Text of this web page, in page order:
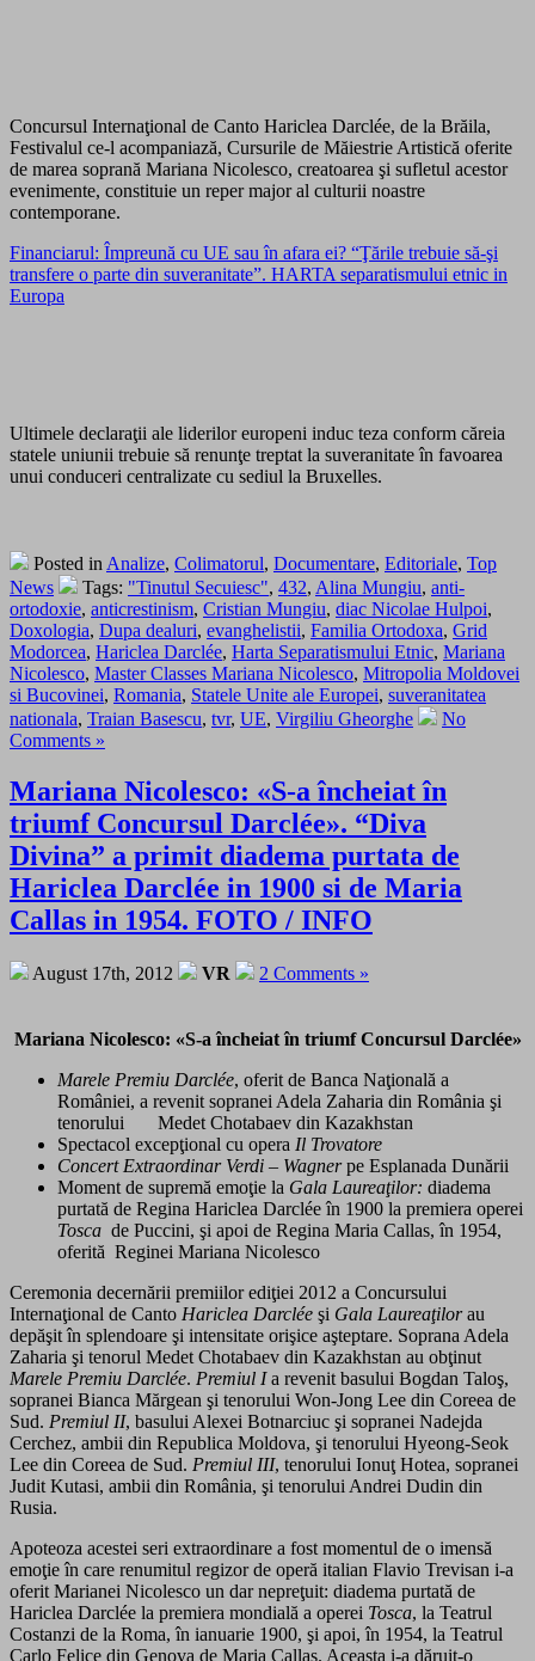
Concursul Internaţional de Canto Hariclea Darclée, de la Brăila,
Festivalul ce-l acompaniază, Cursurile de Măiestrie Artistică oferite
de marea soprană Mariana Nicolesco, creatoarea şi sufletul acestor
evenimente, constituie un reper major al culturii noastre
contemporane.
Financiarul: Împreună cu UE sau în afara ei? “Ţările trebuie să-şi
transfere o parte din suveranitate”. HARTA separatismului etnic in
Europa
Ultimele declaraţii ale liderilor europeni induc teza conform căreia
statele uniunii trebuie să renunţe treptat la suveranitate în favoarea
unui conduceri centralizate cu sediul la Bruxelles.
Posted in Analize, Colimatorul, Documentare, Editoriale, Top
News
Tags: "Tinutul Secuiesc", 432, Alina Mungiu, anti-
ortodoxie, anticrestinism, Cristian Mungiu, diac Nicolae Hulpoi,
Doxologia, Dupa dealuri, evanghelistii, Familia Ortodoxa, Grid
Modorcea, Hariclea Darclée, Harta Separatismului Etnic, Mariana
Nicolesco, Master Classes Mariana Nicolesco, Mitropolia Moldovei
si Bucovinei, Romania, Statele Unite ale Europei, suveranitatea
nationala, Traian Basescu, tvr, UE, Virgiliu Gheorghe
No
Comments »
Mariana Nicolesco: «S-a încheiat în
triumf Concursul Darclée». “Diva
Divina” a primit diadema purtata de
Hariclea Darclée in 1900 si de Maria
Callas in 1954. FOTO / INFO
August 17th, 2012 VR 2 Comments »
Mariana Nicolesco: «S-a încheiat în triumf Concursul Darclée»
Marele Premiu Darclée, oferit de Banca Naţională a
României, a revenit sopranei Adela Zaharia din România şi
tenorului Medet Chotabaev din Kazakhstan
Spectacol excepţional cu opera Il Trovatore
Concert Extraordinar Verdi – Wagnerpe Esplanada Dunării
Moment de supremă emoţie la Gala Laureaţilor: diadema
purtată de Regina Hariclea Darclée în 1900 la premiera operei
Tosca de Puccini, şi apoi de Regina Maria Callas, în 1954,
oferită Reginei Mariana Nicolesco
Ceremonia decernării premiilor ediţiei 2012 a Concursului
Internaţional de Canto Hariclea Darclée şi Gala Laureaţilorau
depăşit în splendoare şi intensitate orişice aşteptare. Soprana Adela
Zaharia şi tenorul Medet Chotabaev din Kazakhstan au obţinut
Marele Premiu Darclée. Premiul Ia revenit basului Bogdan Taloş,
sopranei Bianca Mărgean şi tenorului Won-Jong Lee din Coreea de
Sud. Premiul II, basului Alexei Botnarciuc şi sopranei Nadejda
Cerchez, ambii din Republica Moldova, şi tenorului Hyeong-Seok
Lee din Coreea de Sud. Premiul III, tenorului Ionuţ Hotea, sopranei
Judit Kutasi, ambii din România, şi tenorului Andrei Dudin din
Rusia.
Apoteoza acestei seri extraordinare a fost momentul de o imensă
emoţie în care renumitul regizor de operă italian Flavio Trevisan i-a
oferit Marianei Nicolesco un dar nepreţuit: diadema purtată de
Hariclea Darclée la premiera mondială a operei Tosca, la Teatrul
Costanzi de la Roma, în ianuarie 1900, şi apoi, în 1954, la Teatrul
Carlo Felice din Genova de Maria Callas. Aceasta i-a dăruit-o